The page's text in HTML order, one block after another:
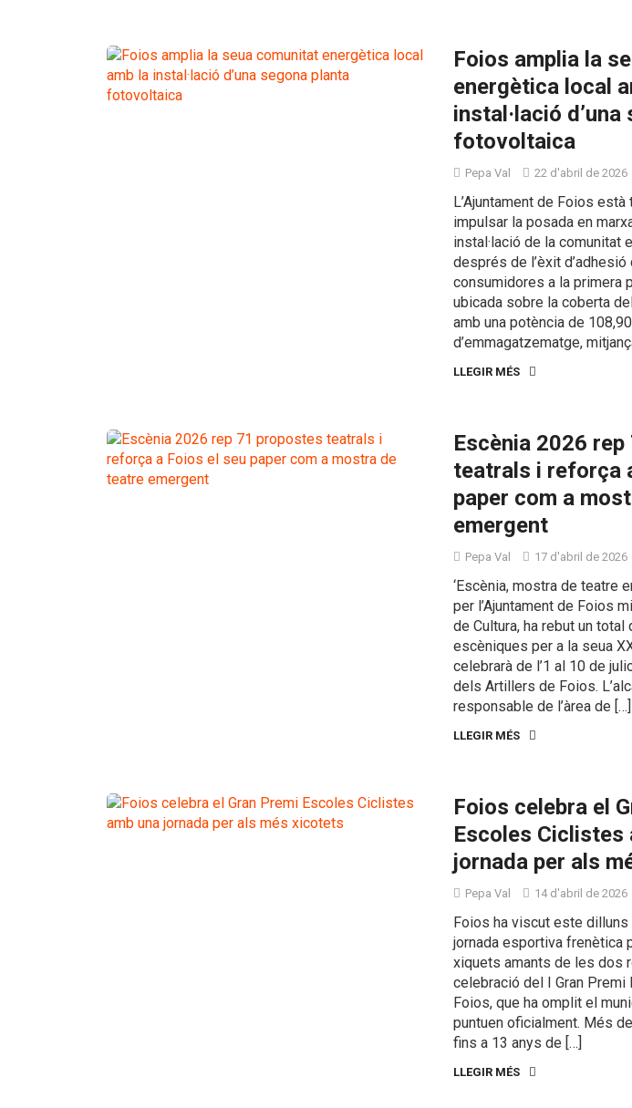
Foios amplia la
energètica local
instal·lació
fotovoltaica
Pepa Val 22 d'abril de 2026
L’Ajuntament de Foios
impulsar la posada en
instal·lació de la comunitat
després de l’èxit
consumidores a la primera
ubicada sobre la coberta
amb una potència de
d’emmagatzematge,
LLEGIR MÉS
Escènia 2026
teatrals i reforça
paper com a
emergent
Pepa Val 17 d'abril de 2026
‘Escènia, mostra de teatre
per l’Ajuntament de Foios
de Cultura, ha rebut un
escèniques per a la seua
celebrarà de l’1 al 10 de
dels Artillers de Foios.
responsable de l’àrea de […]
LLEGIR MÉS
Foios celebra el
Escoles Ciclistes
jornada per als
Pepa Val 14 d'abril de 2026
Foios ha viscut este dilluns
jornada esportiva frenètica
xiquets amants de les dos
celebració del I Gran
Foios, que ha omplit el
puntuen oficialment. Més
fins a 13 anys de […]
LLEGIR MÉS